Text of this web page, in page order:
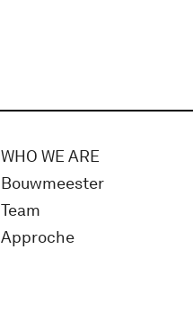
WHO WE ARE
Bouwmeester
Team
Approche